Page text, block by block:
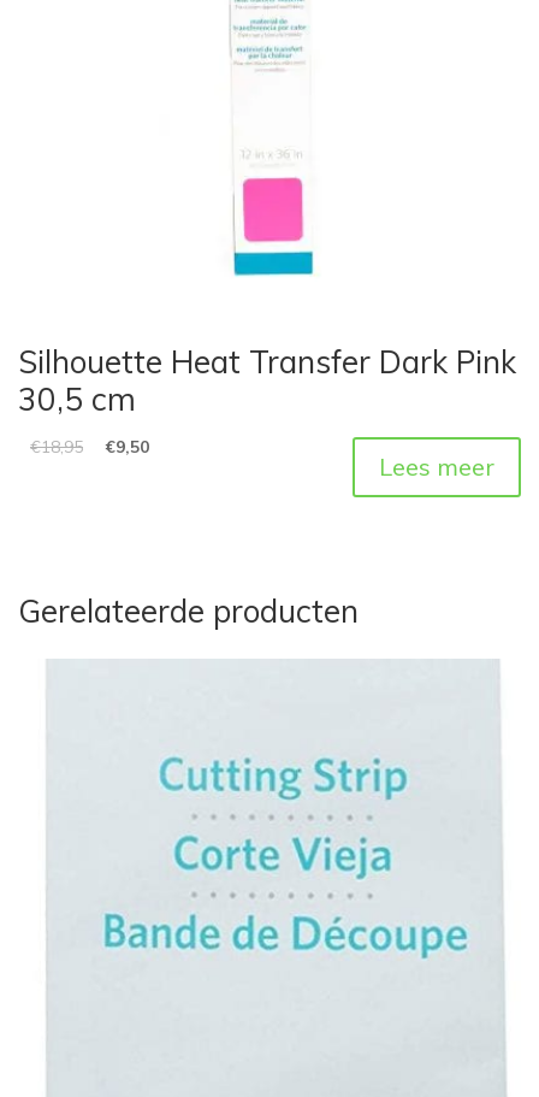
Silhouette Heat Transfer Dark Pink
30,5 cm
€18,95 €9,50
Lees meer
Gerelateerde producten